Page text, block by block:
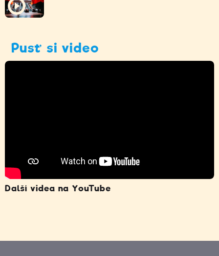
Pusť si video
Další videa na YouTube